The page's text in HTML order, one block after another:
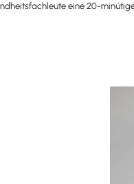
eine 20-